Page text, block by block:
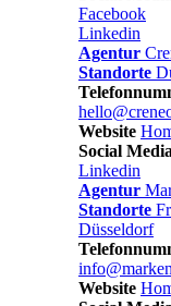
Facebook
Linkedin
Agentur
Standorte
Website
Social Media
Linkedin
Agentur
Standorte
Düsseldorf
Website